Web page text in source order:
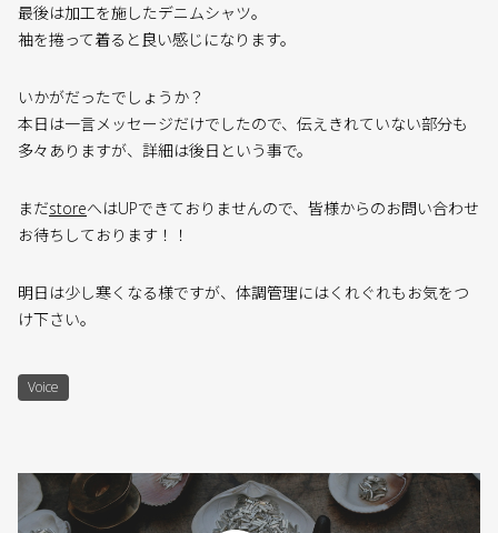
最後は加工を施したデニムシャツ。
袖を捲って着ると良い感じになります。
いかがだったでしょうか？
本日は一言メッセージだけでしたので、伝えきれていない部分も
多々ありますが、詳細は後日という事で。
まだstoreへはUPできておりませんので、皆様からのお問い合わせ
お待ちしております！！
明日は少し寒くなる様ですが、体調管理にはくれぐれもお気をつ
け下さい。
Voice